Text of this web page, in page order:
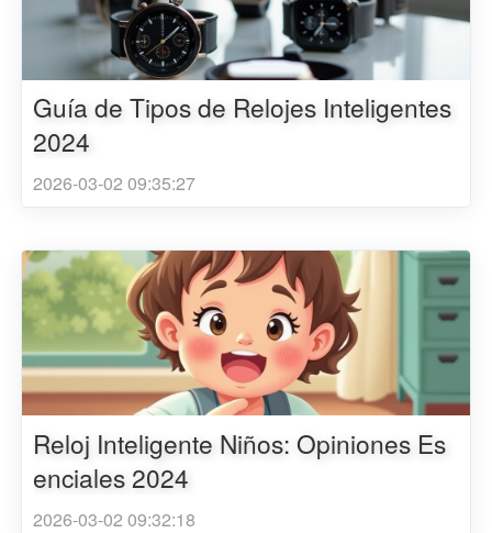
Guía de Tipos de Relojes Inteligentes
2024
2026-03-02 09:35:27
Reloj Inteligente Niños: Opiniones Es
enciales 2024
2026-03-02 09:32:18